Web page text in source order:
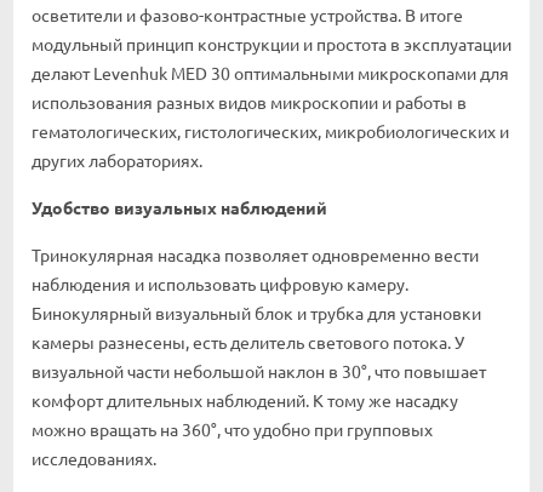
осветители и фазово-контрастные устройства. В итоге
модульный принцип конструкции и простота в эксплуатации
делают Levenhuk MED 30 оптимальными микроскопами для
использования разных видов микроскопии и работы в
гематологических, гистологических, микробиологических и
других лабораториях.
Удобство визуальных наблюдений
Тринокулярная насадка позволяет одновременно вести
наблюдения и использовать цифровую камеру.
Бинокулярный визуальный блок и трубка для установки
камеры разнесены, есть делитель светового потока. У
визуальной части небольшой наклон в 30°, что повышает
комфорт длительных наблюдений. К тому же насадку
можно вращать на 360°, что удобно при групповых
исследованиях.